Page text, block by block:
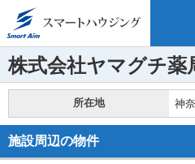
株式会社ヤマグチ薬
所在地 神
施設周辺の物件